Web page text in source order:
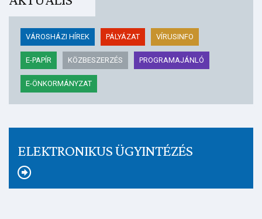
VÁROSHÁZI HÍREK PÁLYÁZAT VÍRUSINFO
E-PAPÍR KÖZBESZERZÉS PROGRAMAJÁNLÓ
E-ÖNKORMÁNYZAT
ELEKTRONIKUS ÜGYINTÉZÉS